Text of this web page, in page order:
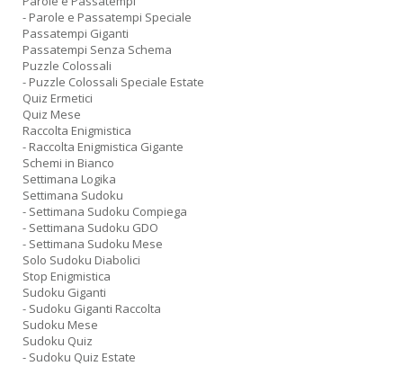
- Parole e Passatempi Speciale
Passatempi Giganti
Passatempi Senza Schema
Puzzle Colossali
- Puzzle Colossali Speciale Estate
Quiz Ermetici
Quiz Mese
Raccolta Enigmistica
- Raccolta Enigmistica Gigante
Schemi in Bianco
Settimana Logika
Settimana Sudoku
- Settimana Sudoku Compiega
- Settimana Sudoku GDO
- Settimana Sudoku Mese
Solo Sudoku Diabolici
Stop Enigmistica
Sudoku Giganti
- Sudoku Giganti Raccolta
Sudoku Mese
Sudoku Quiz
- Sudoku Quiz Estate